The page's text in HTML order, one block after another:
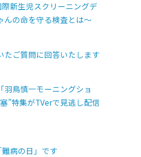
新生児スクリーニングデ
の命を守る検査とは～
たご質問に回答いたします
羽鳥慎一モーニングショ
”特集がTVerで見逃し配信
病の日」です